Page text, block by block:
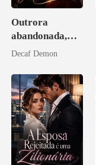
Outrora
abandonada,
agora intocável
Decaf Demon